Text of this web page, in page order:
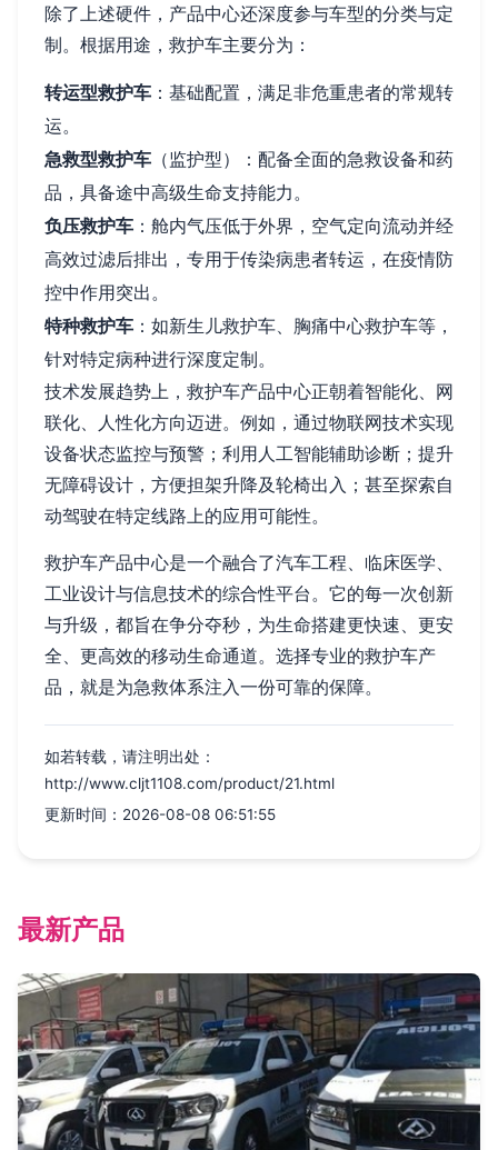
除了上述硬件，产品中心还深度参与车型的分类与定
制。根据用途，救护车主要分为：
转运型救护车 ：基础配置，满足非危重患者的常规转
运。
急救型救护车 （监护型）：配备全面的急救设备和药
品，具备途中高级生命支持能力。
负压救护车 ：舱内气压低于外界，空气定向流动并经
高效过滤后排出，专用于传染病患者转运，在疫情防
控中作用突出。
特种救护车 ：如新生儿救护车、胸痛中心救护车等，
针对特定病种进行深度定制。
技术发展趋势上，救护车产品中心正朝着智能化、网
联化、人性化方向迈进。例如，通过物联网技术实现
设备状态监控与预警；利用人工智能辅助诊断；提升
无障碍设计，方便担架升降及轮椅出入；甚至探索自
动驾驶在特定线路上的应用可能性。
救护车产品中心是一个融合了汽车工程、临床医学、
工业设计与信息技术的综合性平台。它的每一次创新
与升级，都旨在争分夺秒，为生命搭建更快速、更安
全、更高效的移动生命通道。选择专业的救护车产
品，就是为急救体系注入一份可靠的保障。
如若转载，请注明出处：
http://www.cljt1108.com/product/21.html
更新时间：2026-08-08 06:51:55
最新产品